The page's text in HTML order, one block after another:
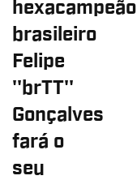
hexacampeão
brasileiro
Felipe
''brTT''
Gonçalves
fará o
seu